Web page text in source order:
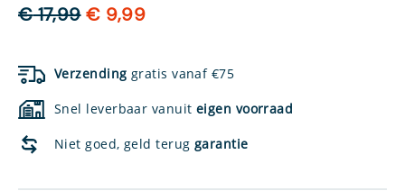
€17,99 Oorspronkelijke
€ 17,99.
€ 9,99Huidige
€ 9,99.
Verzending gratis vanaf €75
Snel leverbaar vanuit eigen voorraad
Niet goed, geld terug garantie